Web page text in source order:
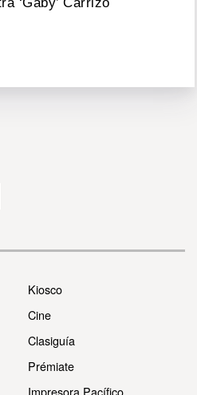
Kiosco
Cine
Clasiguía
Prémiate
Impresora Pacífico